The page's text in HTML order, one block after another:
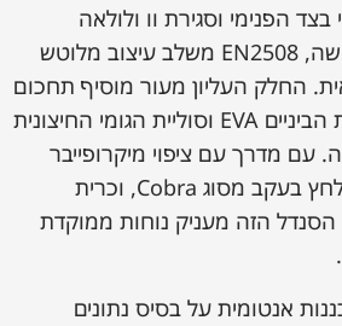
הפנימי וסגירת וו ולולאה
להתאמה בטוחה וגמישה, EN2508 משלב עיצוב מלוטש
החלק העליון מעור מוסיף תחכום
למראה, בעוד שסוליית הביניים EVA וסוליית הגומי החיצונית
עם מדרך עם ציפוי מיקרופייבר
™SkyTech, הקלה מלחץ בעקב מסוג Cobra, וכרית
הזה מעניק נוחות ממוקדת
אנטומית על בסיס נתונים